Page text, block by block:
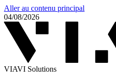
Aller au contenu principal
04/08/2026
VIAVI Solutions